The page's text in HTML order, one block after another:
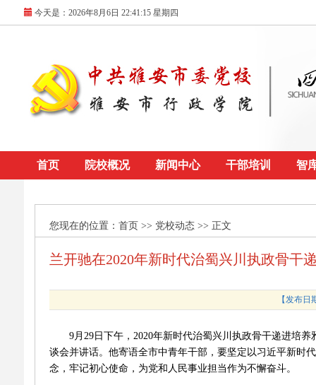
今天是： 2026年8月6日 22:41:15 星期四
首页 院校概况 新闻中心 干部培训 智
您现在的位置： 首页 >> 党校动态 >> 正文
兰开驰在2020年新时代治蜀兴川执政骨干
【发布日
9 月 29 日下午， 2020年新时代治蜀兴川执政骨干递进培养
谈会并讲话。他寄语全市中青年干部，要坚定以习近平新时
念，牢记初心使命，为党和人民事业担当作为不懈奋斗。